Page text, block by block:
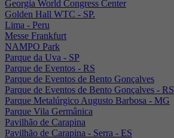
Georgia World Congress Center
Golden Hall WTC - SP.
Lima - Peru
Messe Frankfurt
NAMPO Park
Parque da Uva - SP
Parque de Eventos - RS
Parque de Eventos de Bento Gonçalves
Parque de Eventos de Bento Gonçalves - RS
Parque Metalúrgico Augusto Barbosa - MG
Parque Vila Germânica
Pavilhão de Carapina
Pavilhão de Carapina - Serra - ES